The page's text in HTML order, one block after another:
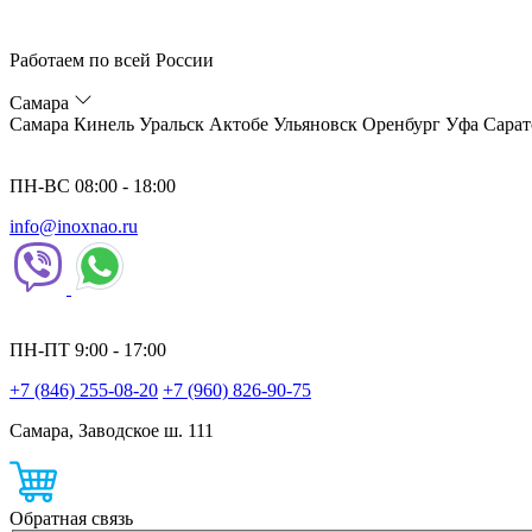
Работаем по всей России
Самара
Самара Кинель Уральск Актобе Ульяновск Оренбург Уфа
ПН-ВС 08:00 - 18:00
info@inoxnao.ru
ПН-ПТ 9:00 - 17:00
+7 (846) 255-08-20 +7 (960) 826-90-75
Самара, Заводское ш. 111
Обратная связь